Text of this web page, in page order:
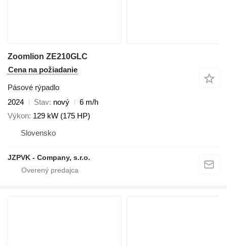
Zoomlion ZE210GLC
Cena na požiadanie
Pásové rýpadlo
2024
Stav nový
6 m/h
Výkon 129 kW (175 HP)
Slovensko
JZPVK - Company, s.r.o.